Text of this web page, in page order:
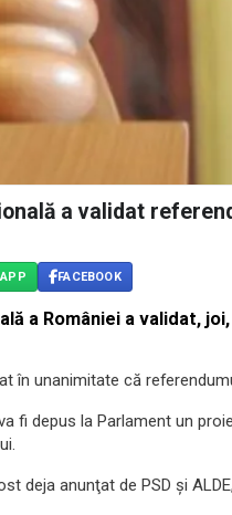
a validat
FACEBOOK
a României a validat,
în unanimitate că
fi depus la Parlament un
deja anunţat de PSD şi